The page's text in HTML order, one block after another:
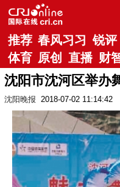
推荐 春风习习 锐评
体育 原创 直播 财
沈阳市沈河区举办
沈阳晚报 2018-07-02 11:14:42